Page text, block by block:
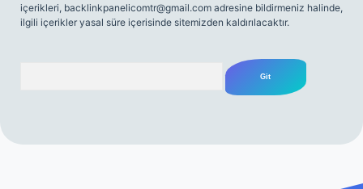
içerikleri, backlinkpanelicomtr@gmail.com adresine bildirmeniz halinde,
ilgili içerikler yasal süre içerisinde sitemizden kaldırılacaktır.